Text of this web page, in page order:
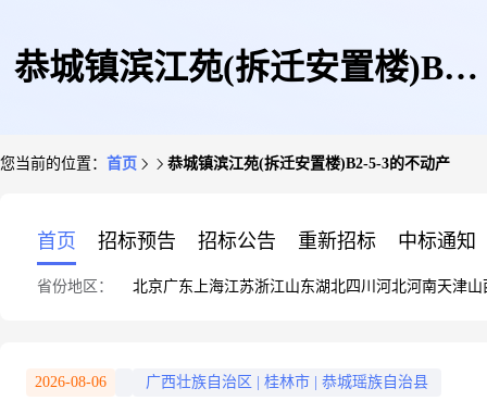
恭城镇滨江苑(拆迁安置楼)B2-
您当前的位置： 首页 恭城镇滨江苑(拆迁安置楼)B2-5-3的不动产
首页 招标预告 招标公告 重新招标 中标通知
省份地区： 北京广东 上海江苏浙江山东湖北四川 河北河南天津山
2026-08-06 广西壮族自治区 桂林市 恭城瑶族自治县